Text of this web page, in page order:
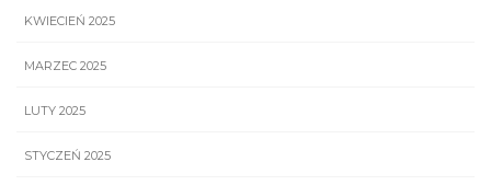
KWIECIEŃ 2025
MARZEC 2025
LUTY 2025
STYCZEŃ 2025